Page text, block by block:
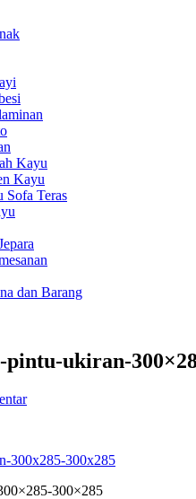
Kayu
Kayu
Teras
dan Barang
ukiran-
300×285